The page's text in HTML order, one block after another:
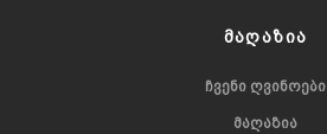
ᲛᲐᲦᲐᲖᲘᲐ
ᲩᲕᲔᲜᲘ ᲦᲕᲘᲜᲝᲔᲑᲘ
ᲛᲐᲦᲐᲖᲘᲐ